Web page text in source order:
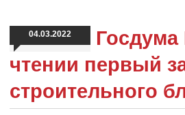
04.03.2022
чтении первый
строительного